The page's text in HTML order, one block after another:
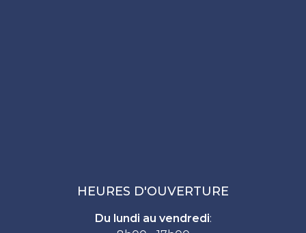
HEURES D'OUVERTURE
Du lundi au vendredi: